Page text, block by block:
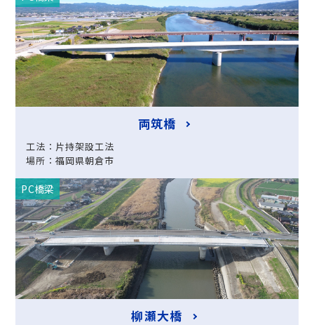
両筑橋
工法：片持架設工法
場所：福岡県朝倉市
PC橋梁
柳瀬大橋